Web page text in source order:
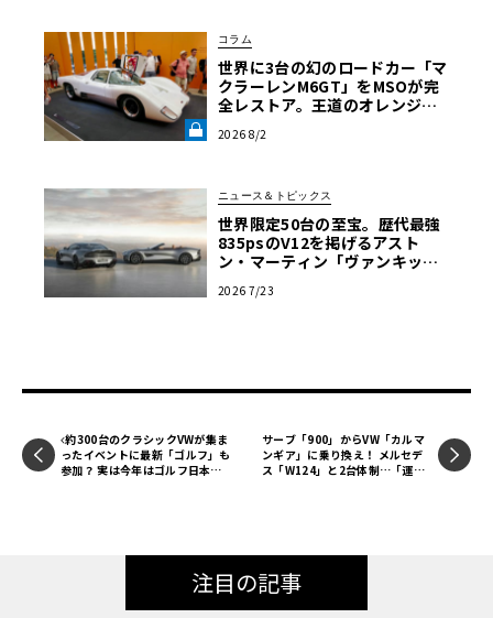
象を強めた。拡大したカーボン・ファイバー製スプリッタ
ーを持つフロント・バンパーとリア・ウィングの組み合わ
せで、標準の750Sからダウンフォースが10％増大したとの
こと。さらに、グロスブラックのルーバー付きボディ同色
新型カーボン・ファイバー製アンダーウィング・パネルが
ル・マン・グレーのマクラーレン750Sル・マン
コラム
世界に3台の幻のロードカー「マ
クラーレンM6GT」をMSOが完
全レストア。王道のオレンジで
【グッドウッドFoS 2026】《LE
2026 8/2
ニュース＆トピックス
世界限定50台の至宝。歴代最強
835psのV12を掲げるアスト
ン・マーティン「ヴァンキッシ
2026 7/23
約300台のクラシックVWが集ま
ったイベントに最新「ゴルフ」も
参加？ 実は今年はゴルフ日本上
サーブ「900」からVW「カルマ
ンギア」に乗り換え！ メルセデ
ス「W124」と2台体制…「運転
注目の記事